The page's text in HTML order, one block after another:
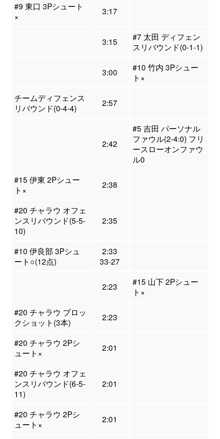
#9 東口 3Pシュート
×
3:17
3:15
#7 太田 ディフェン
スリバウンド(0-1-1)
3:00
#10 竹内 3Pシュー
ト×
チームディフェンス
リバウンド(0-4-4)
2:57
2:42
#5 吉田 パーソナル
ファウル(2-4:0) フリ
ースローオンファウ
ル0
#15 伊東 2Pシュー
ト×
2:38
#20 チャラウ オフェ
ンスリバウンド(5-5-
10)
2:35
#10 伊良部 3Pシュ
ート○(12点)
2:33
33-27
2:23
#15 山下 2Pシュー
ト×
#20 チャラウ ブロッ
クショット(3本)
2:23
#20 チャラウ 2Pシ
ュート×
2:01
#20 チャラウ オフェ
ンスリバウンド(6-5-
11)
2:01
#20 チャラウ 2Pシ
ュート×
2:01